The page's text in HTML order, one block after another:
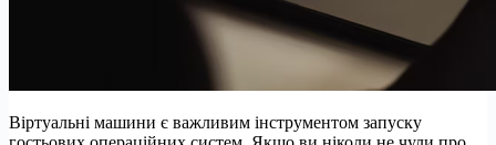
Віртуальні машини є важливим інструментом запуску